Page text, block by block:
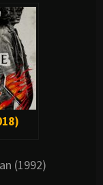
(1992)